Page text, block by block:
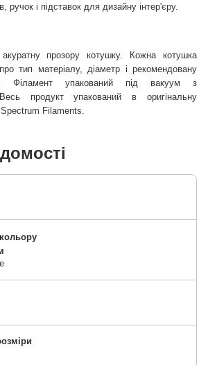
ручок і підставок для дизайну інтер'єру.
прозору котушку. Кожна котушка
тип матеріалу, діаметр і рекомендовану
Філамент упакований під вакуум з
продукт упакований в оригінальну
Filaments.